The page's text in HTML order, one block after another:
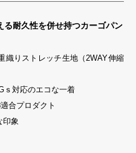
る耐久性を併せ持つカーゴパン
織りストレッチ生地（2WAY伸縮
ｓ対応のエコな一着
合プロダクト
印象